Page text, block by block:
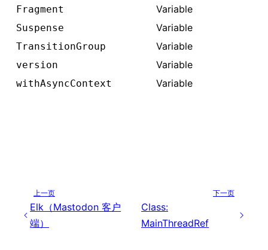
Fragment Variable
Suspense Variable
TransitionGroup Variable
version Variable
withAsyncContext Variable
上一页
Elk（Mastodon 客户
端）
下一页
Class:
MainThreadRef